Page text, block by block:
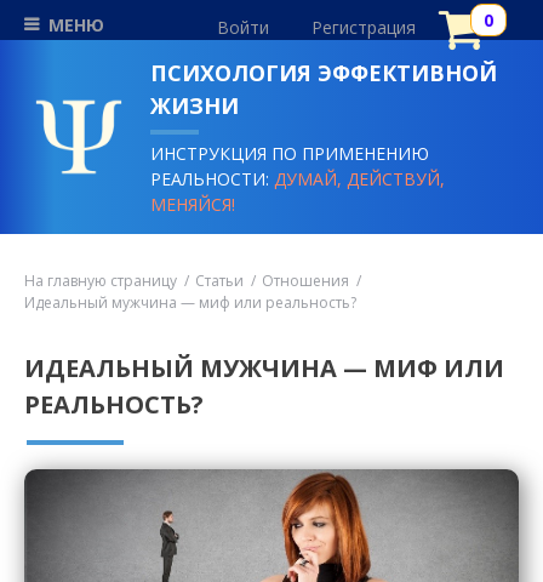
МЕНЮ Войти Регистрация
ПСИХОЛОГИЯ ЭФФЕКТИВНОЙ
ЖИЗНИ
ИНСТРУКЦИЯ ПО ПРИМЕНЕНИЮ
РЕАЛЬНОСТИ:ДУМАЙ, ДЕЙСТВУЙ,
МЕНЯЙСЯ!
На главную страницу Статьи
Отношения
Идеальный мужчина — миф или реальность?
ИДЕАЛЬНЫЙ МУЖЧИНА — МИФ ИЛИ
РЕАЛЬНОСТЬ?